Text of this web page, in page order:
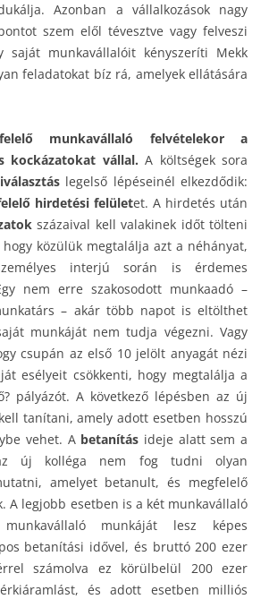
Azonban a vállalkozások nagy
szem elől tévesztve vagy felveszi
saját munkavállalóit kényszeríti Mekk
feladatokat bíz rá, amelyek ellátására
munkavállaló felvételekor a
kockázatokat vállal. A költségek sora
legelső lépéseinél elkezdődik:
hirdetési felületet. A hirdetés után
százaival kell valakinek időt tölteni
közülük megtalálja azt a néhányat,
interjú során is érdemes
nem erre szakosodott munkaadó –
– akár több napot is eltölthet
munkáját nem tudja végezni. Vagy
csupán az első 10 jelölt anyagát nézi
esélyeit csökkenti, hogy megtalálja a
pályázót. A következő lépésben az új
tanítani, amely adott esetben hosszú
vehet. A betanítás ideje alatt sem a
új kolléga nem fog tudni olyan
amelyet betanult, és megfelelő
A legjobb esetben is a két munkavállaló
munkáját lesz képes
betanítási idővel, és bruttó 200 ezer
számolva ez körülbelül 200 ezer
és adott esetben milliós